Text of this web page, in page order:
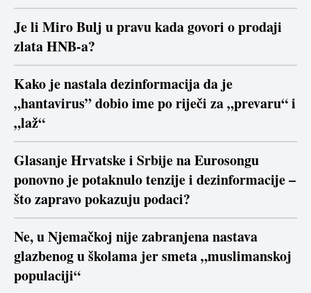
Je li Miro Bulj u pravu kada govori o prodaji
zlata HNB-a?
Kako je nastala dezinformacija da je
„hantavirus” dobio ime po riječi za „prevaru“ i
„laž“
Glasanje Hrvatske i Srbije na Eurosongu
ponovno je potaknulo tenzije i dezinformacije –
što zapravo pokazuju podaci?
Ne, u Njemačkoj nije zabranjena nastava
glazbenog u školama jer smeta „muslimanskoj
populaciji“